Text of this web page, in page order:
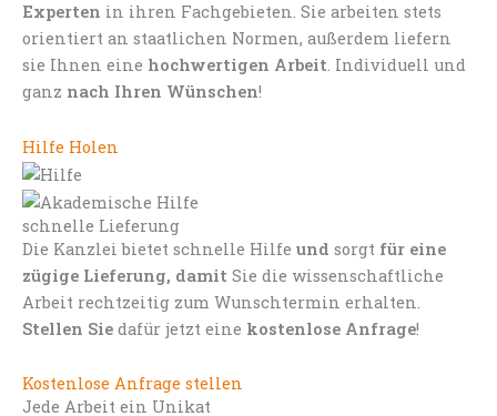
Experten in ihren Fachgebieten. Sie arbeiten stets
orientiert an staatlichen Normen, außerdem liefern
sie Ihnen eine hochwertigen Arbeit. Individuell und
ganz nach Ihren Wünschen!
Hilfe Holen
schnelle Lieferung
Die Kanzlei bietet schnelle Hilfe und sorgt für eine
zügige Lieferung, damit Sie die wissenschaftliche
Arbeit rechtzeitig zum Wunschtermin erhalten.
Stellen Sie dafür jetzt eine kostenlose Anfrage!
Kostenlose Anfrage stellen
Jede Arbeit ein Unikat